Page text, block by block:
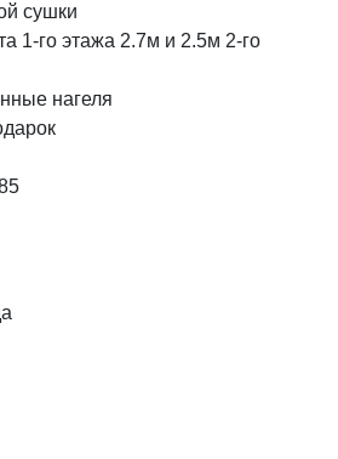
сушки
1-го этажа 2.7м и 2.5м 2-го
нагеля